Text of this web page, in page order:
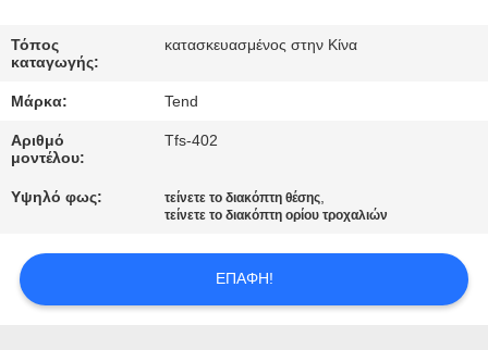
ΕΠΙΚΟΙΝΩΝΉΣΤΕ
ΜΑΖΊ
ΜΑΣ
ΕΙΔΉΣΕΙΣ
ΖΗΤΉΣΤΕ
ΜΙΑ
Τόπος
καταγωγής:
κατασκευασμένος στην Κίνα
Μάρκα: Tend
Αριθμό
μοντέλου:
Tfs-402
Υψηλό φως: τείνετε το διακόπτη θέσης,
τείνετε το διακόπτη ορίου τροχαλιών
ΕΠΑΦΉ!